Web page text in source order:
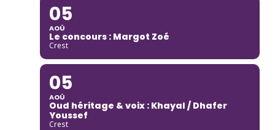
05
AOÛ
Le concours : Margot Zoé
Crest
05
AOÛ
Oud héritage & voix : Khayal / Dhafer
Youssef
Crest